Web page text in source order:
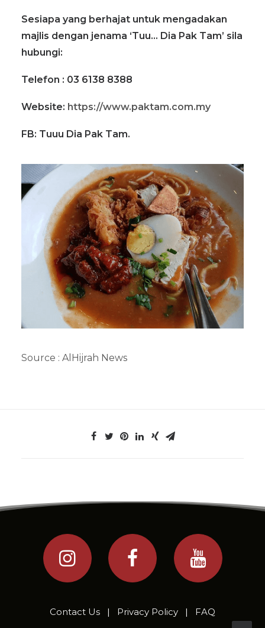
Sesiapa yang berhajat untuk mengadakan
majlis dengan jenama ‘Tuu… Dia Pak Tam’ sila
hubungi:
Telefon : 03 6138 8388
Website: https://www.paktam.com.my
FB: Tuuu Dia Pak Tam.
Source : AlHijrah News
Contact Us | Privacy Policy | FAQ